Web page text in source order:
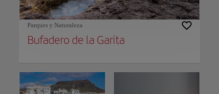
Parques y Naturaleza
Bufadero de la Garita